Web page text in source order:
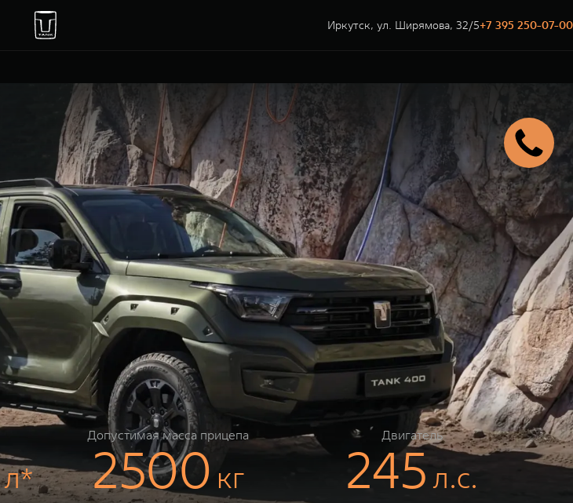
Иркутск, ул. Ширямова, 32/5+7 395 250-07-00
л*
Допустимая масса прицепа
2500 кг
Двигатель
245л.с.